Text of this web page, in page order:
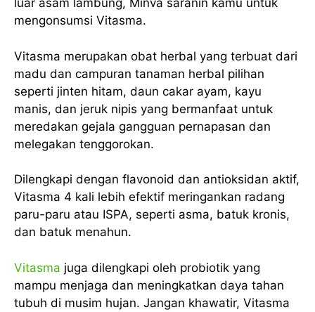
luar asam lambung, Minva saranin kamu untuk
mengonsumsi Vitasma.
Vitasma merupakan obat herbal yang terbuat dari
madu dan campuran tanaman herbal pilihan
seperti jinten hitam, daun cakar ayam, kayu
manis, dan jeruk nipis yang bermanfaat untuk
meredakan gejala gangguan pernapasan dan
melegakan tenggorokan.
Dilengkapi dengan flavonoid dan antioksidan aktif,
Vitasma 4 kali lebih efektif meringankan radang
paru-paru atau ISPA, seperti asma, batuk kronis,
dan batuk menahun.
Vitasma juga dilengkapi oleh probiotik yang
mampu menjaga dan meningkatkan daya tahan
tubuh di musim hujan. Jangan khawatir, Vitasma